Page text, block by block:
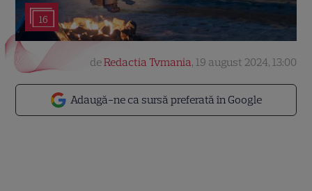
16
Adaugă-ne ca sursă preferată în Google
deRedactia Tvmania, 19 august 2024, 13:00